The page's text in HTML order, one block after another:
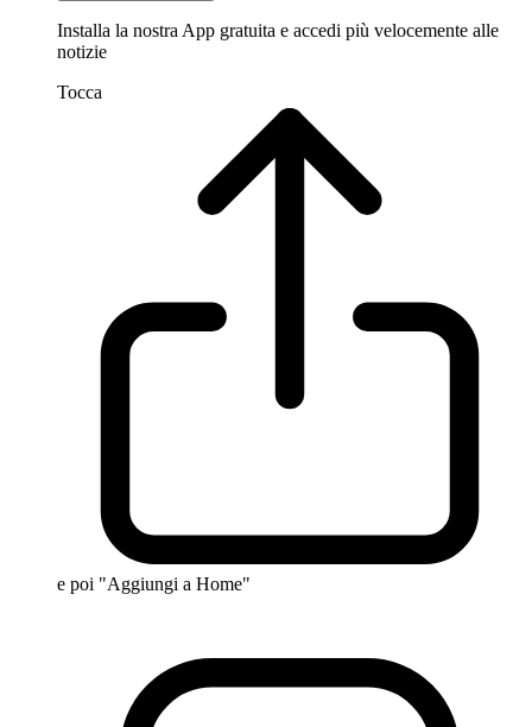
Installa la nostra App gratuita e accedi più velocemente alle
notizie
Tocca
e poi "Aggiungi a Home"